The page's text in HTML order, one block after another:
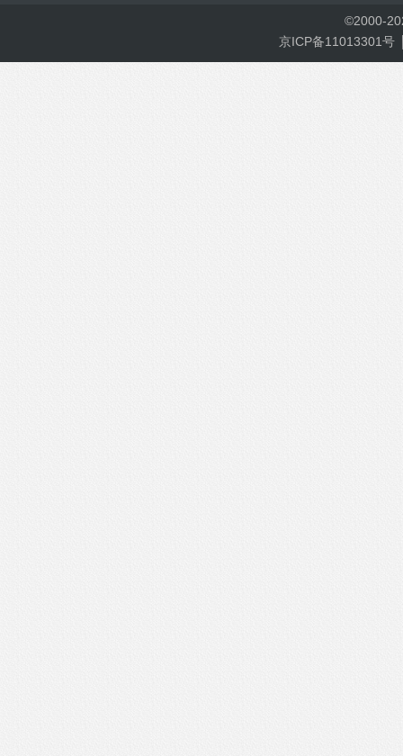
©2000-
京ICP备11013301号